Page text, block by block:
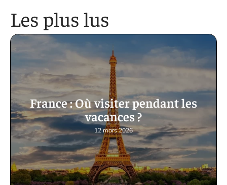
Les plus lus
France : Où visiter pendant les
vacances ?
12 mars 2026